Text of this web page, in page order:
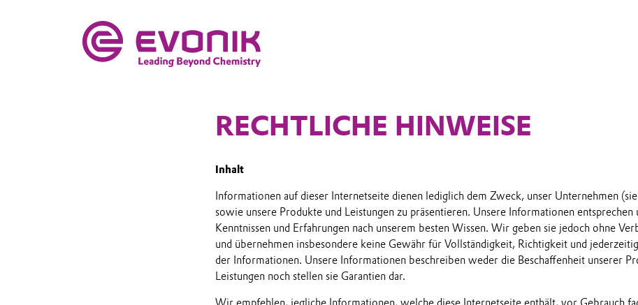
RECHTLICHE HINWEISE
Inhalt
Informationen auf dieser Internetseite dienen lediglich dem Zweck, unser Unternehmen
sowie unsere Produkte und Leistungen zu präsentieren. Unsere Informationen entsprechen
Kenntnissen und Erfahrungen nach unserem besten Wissen. Wir geben sie jedoch ohne
und übernehmen insbesondere keine Gewähr für Vollständigkeit, Richtigkeit und
der Informationen. Unsere Informationen beschreiben weder die Beschaffenheit unserer
Leistungen noch stellen sie Garantien dar.